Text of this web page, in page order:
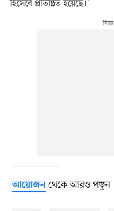
হিসেবে প্রতিষ্ঠিত হয়েছে।’
আয়োজনথেকে আরও পড়ুন